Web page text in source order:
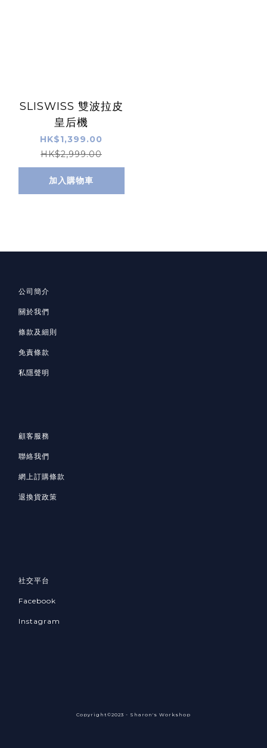
SLISWISS 雙波拉皮
皇后機
HK$1,399.00
HK$2,999.00
加入購物車
公司簡介
關於我們
條款及細則
免責條款
私隱聲明
顧客服務
聯絡我們
網上訂購條款
退換貨政策
社交平台
Facebook
Instagram
Copyright©2023 - Sharon's Workshop